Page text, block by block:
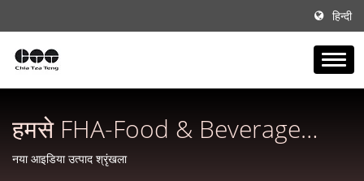
हिन्दी
हमसे FHA-Food & Beverage
2023 पर जुड़ें! | ताइवान में बने पेय
नया आइडिया उत्पाद श्रृंखला